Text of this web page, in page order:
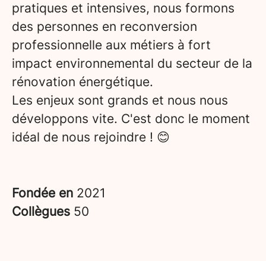
pratiques et intensives, nous formons
des personnes en reconversion
professionnelle aux métiers à fort
impact environnemental du secteur de la
rénovation énergétique.
Les enjeux sont grands et nous nous
développons vite. C'est donc le moment
idéal de nous rejoindre ! 😊
Fondée en 2021
Collègues 50